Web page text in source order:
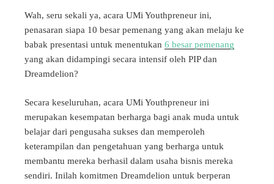
Wah, seru sekali ya, acara UMi Youthpreneur ini,
penasaran siapa 10 besar pemenang yang akan melaju ke
babak presentasi untuk menentukan 6 besar pemenang
yang akan didampingi secara intensif oleh PIP dan
Dreamdelion?
Secara keseluruhan, acara UMi Youthpreneur ini
merupakan kesempatan berharga bagi anak muda untuk
belajar dari pengusaha sukses dan memperoleh
keterampilan dan pengetahuan yang berharga untuk
membantu mereka berhasil dalam usaha bisnis mereka
sendiri. Inilah komitmen Dreamdelion untuk berperan